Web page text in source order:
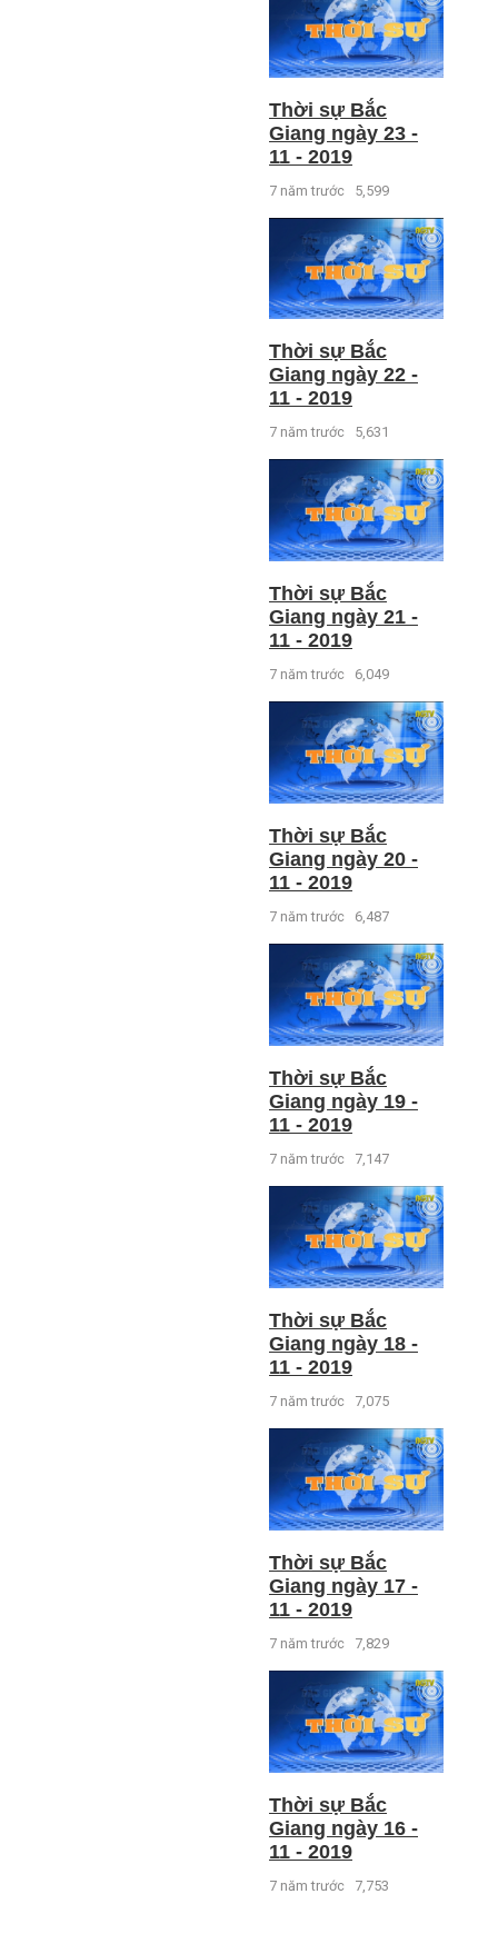
Thời sự Bắc
Giang ngày 23 -
11 - 2019
7 năm trước 5,599
Thời sự Bắc
Giang ngày 22 -
11 - 2019
7 năm trước 5,631
Thời sự Bắc
Giang ngày 21 -
11 - 2019
7 năm trước 6,049
Thời sự Bắc
Giang ngày 20 -
11 - 2019
7 năm trước 6,487
Thời sự Bắc
Giang ngày 19 -
11 - 2019
7 năm trước 7,147
Thời sự Bắc
Giang ngày 18 -
11 - 2019
7 năm trước 7,075
Thời sự Bắc
Giang ngày 17 -
11 - 2019
7 năm trước 7,829
Thời sự Bắc
Giang ngày 16 -
11 - 2019
7 năm trước 7,753